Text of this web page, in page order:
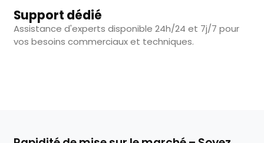
Support dédié
Assistance d'experts disponible 24h/24 et 7j/7 pour
vos besoins commerciaux et techniques.